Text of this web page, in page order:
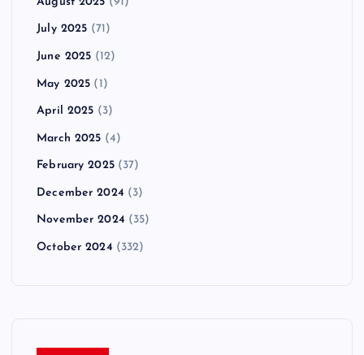
July 2025 (71)
June 2025 (12)
May 2025 (1)
April 2025 (3)
March 2025 (4)
February 2025(37)
December 2024 (3)
November 2024 (35)
October 2024 (332)